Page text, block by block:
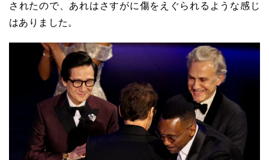
されたので、あれはさすがに傷をえぐられるような感じ
はありました。